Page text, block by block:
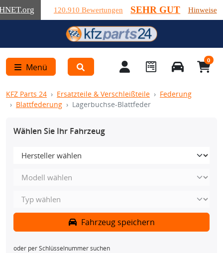
.org 120.910 Bewertungen SEHR GUT Hinweise
Menü
0
KFZ Parts 24 Ersatzteile & Verschleißteile
Federung
Blattfederung
Lagerbuchse-Blattfeder
Wählen Sie Ihr Fahrzeug
Fahrzeug speichern
oder per Schlüsselnummer suchen